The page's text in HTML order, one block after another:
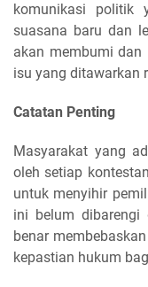
komunikasi politik
suasana baru dan
akan membumi dan
isu yang ditawarkan
Catatan Penting
Masyarakat yang
oleh setiap
untuk menyihir
ini belum dibarengi
benar
kepastian hukum